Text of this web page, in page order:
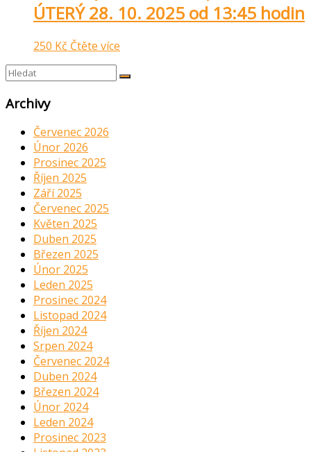
ÚTERÝ 28. 10. 2025 od 13:45 hodin
250 Kč Čtěte více
Archivy
Červenec 2026
Únor 2026
Prosinec 2025
Říjen 2025
Září 2025
Červenec 2025
Květen 2025
Duben 2025
Březen 2025
Únor 2025
Leden 2025
Prosinec 2024
Listopad 2024
Říjen 2024
Srpen 2024
Červenec 2024
Duben 2024
Březen 2024
Únor 2024
Leden 2024
Prosinec 2023